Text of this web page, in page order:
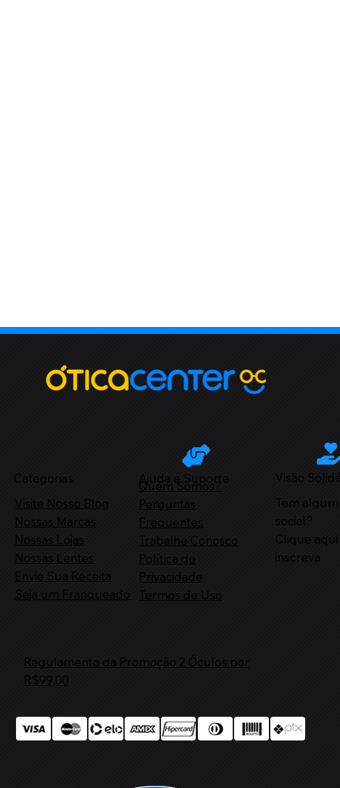
Regulamento da Promoção 2 Óculos por
R$99,00
Tem
social?
Clique aqui
inscreva
Visão
Quem Somos?
Perguntas
Frequentes
Trabalhe Conosco
Política de
Privacidade
Termos de Uso
Ajuda e Suporte
Visite Nosso Blog
Nossas Marcas
Nossas Lojas
Nossas Lentes
Envie Sua Receita
Seja um Franqueado
Categorias